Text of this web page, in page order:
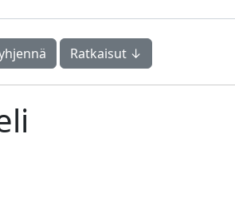
Ratkaisut ↓